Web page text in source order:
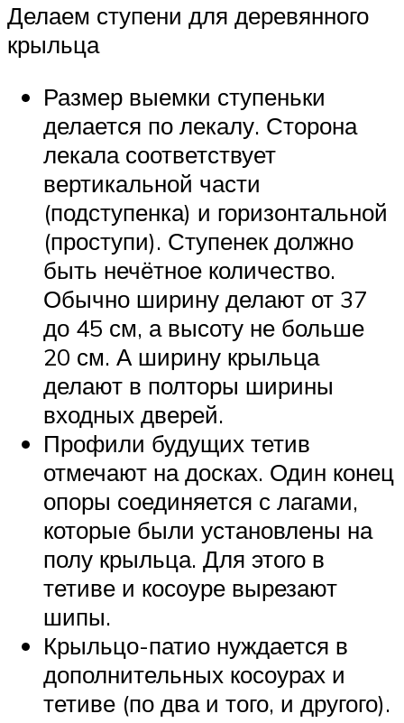
Делаем ступени для деревянного
крыльца
Размер выемки ступеньки
делается по лекалу. Сторона
лекала соответствует
вертикальной части
(подступенка) и горизонтальной
(проступи). Ступенек должно
быть нечётное количество.
Обычно ширину делают от 37
до 45 см, а высоту не больше
20 см. А ширину крыльца
делают в полторы ширины
входных дверей.
Профили будущих тетив
отмечают на досках. Один конец
опоры соединяется с лагами,
которые были установлены на
полу крыльца. Для этого в
тетиве и косоуре вырезают
шипы.
Крыльцо-патио нуждается в
дополнительных косоурах и
тетиве (по два и того, и другого).